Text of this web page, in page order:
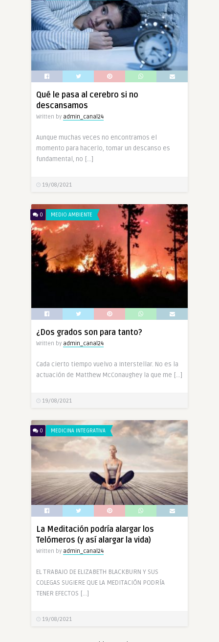
Qué le pasa al cerebro si no
descansamos
Written by admin_canal24
Aunque muchas veces no encontramos el
momento para hacerlo, tomar un descanso es
fundamental, no […]
19/08/2021
0 MEDIO AMBIENTE
¿Dos grados son para tanto?
Written by admin_canal24
Cada cierto tiempo vuelvo a Interstellar. No es la
actuación de Matthew McConaughey la que me […]
19/08/2021
0 MEDICINA INTEGRATIVA
La Meditación podría alargar los
Telómeros (y así alargar la vida)
Written by admin_canal24
EL TRABAJO DE ELIZABETH BLACKBURN Y SUS
COLEGAS SUGIERE QUE LA MEDITACIÓN PODRÍA
TENER EFECTOS […]
19/08/2021